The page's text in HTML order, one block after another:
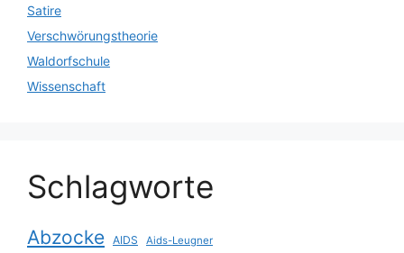
Satire
Verschwörungstheorie
Waldorfschule
Wissenschaft
Schlagworte
Abzocke AIDS Aids-Leugner